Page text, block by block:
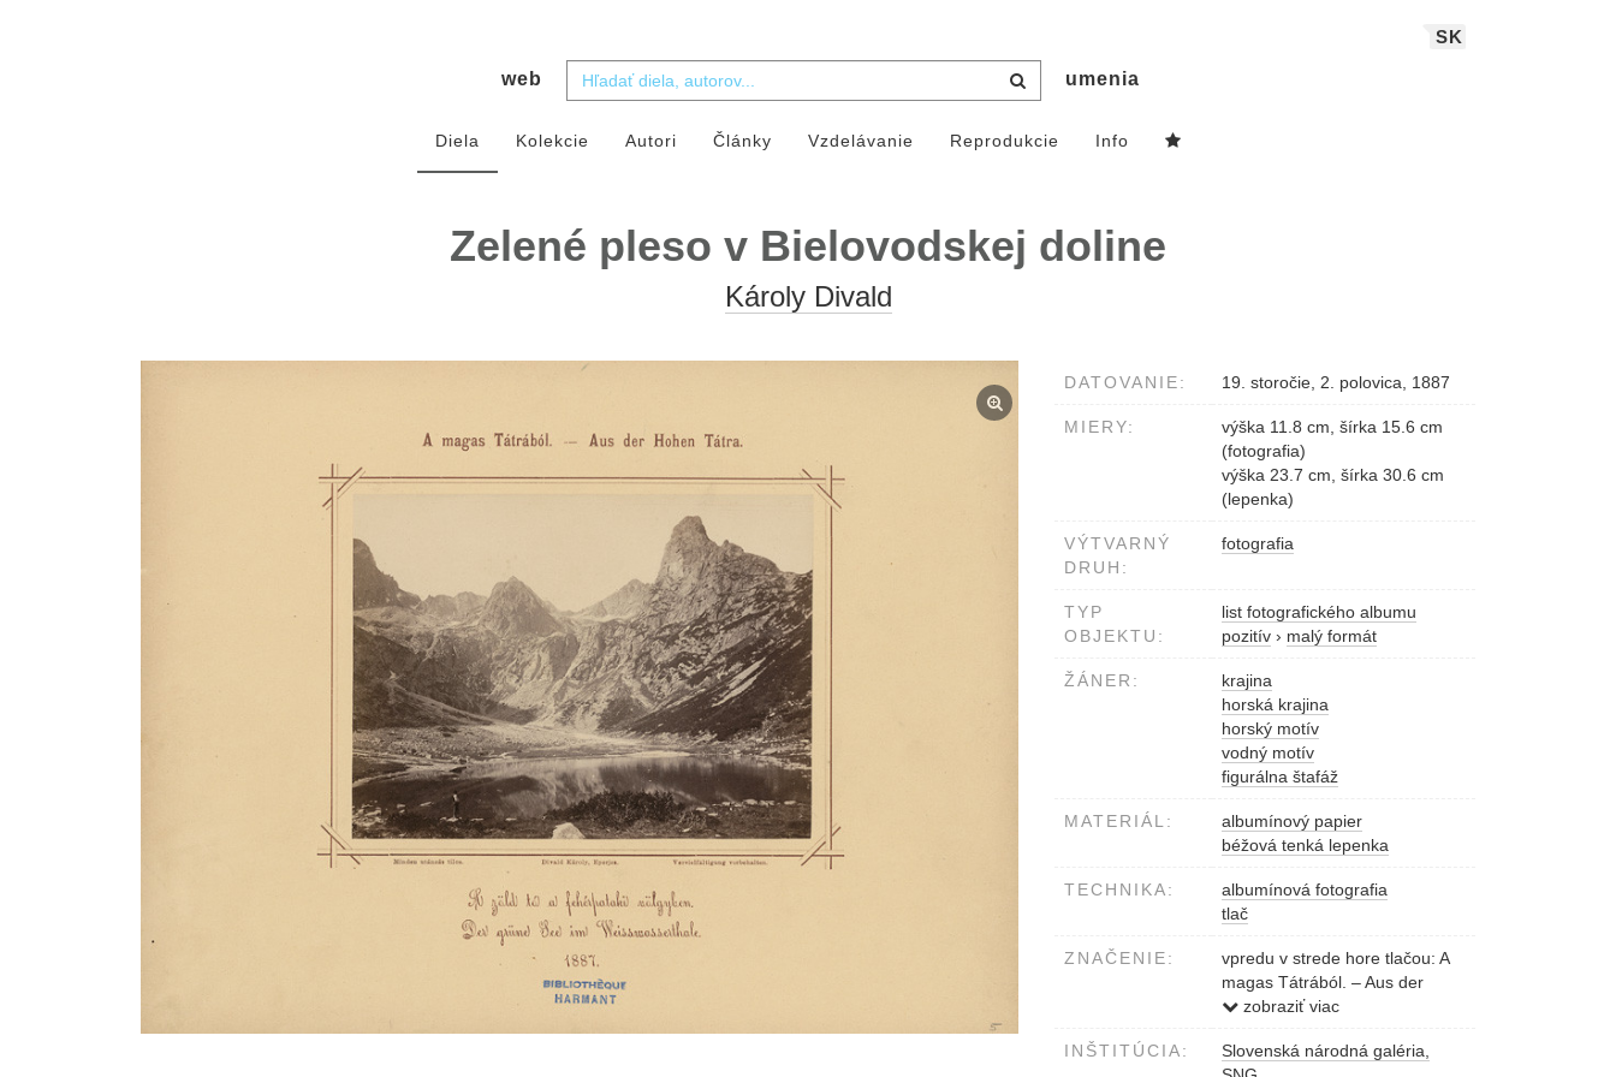
SK
web umenia
Diela Kolekcie Autori Články Vzdelávanie Reprodukcie Info
Zelené pleso v Bielovodskej doline
Károly Divald
DATOVANIE: 19. storočie, 2. polovica, 1887
MIERY:
výška 11.8 cm, šírka 15.6 cm
(fotografia)
výška 23.7 cm, šírka 30.6 cm
(lepenka)
VÝTVARNÝ
DRUH:
fotografia
TYP
OBJEKTU:
list fotografického albumu
pozitív › malý formát
ŽÁNER:
krajina
horská krajina
horský motív
vodný motív
figurálna štafáž
MATERIÁL:
albumínový papier
béžová tenká lepenka
TECHNIKA:
albumínová fotografia
tlač
ZNAČENIE:
vpredu v strede hore tlačou: A
magas Tátrából. – Aus der
Hohen Tátra.
Minden utánzás tilos. Divald
zobraziť viac
INŠTITÚCIA:
Slovenská národná galéria,